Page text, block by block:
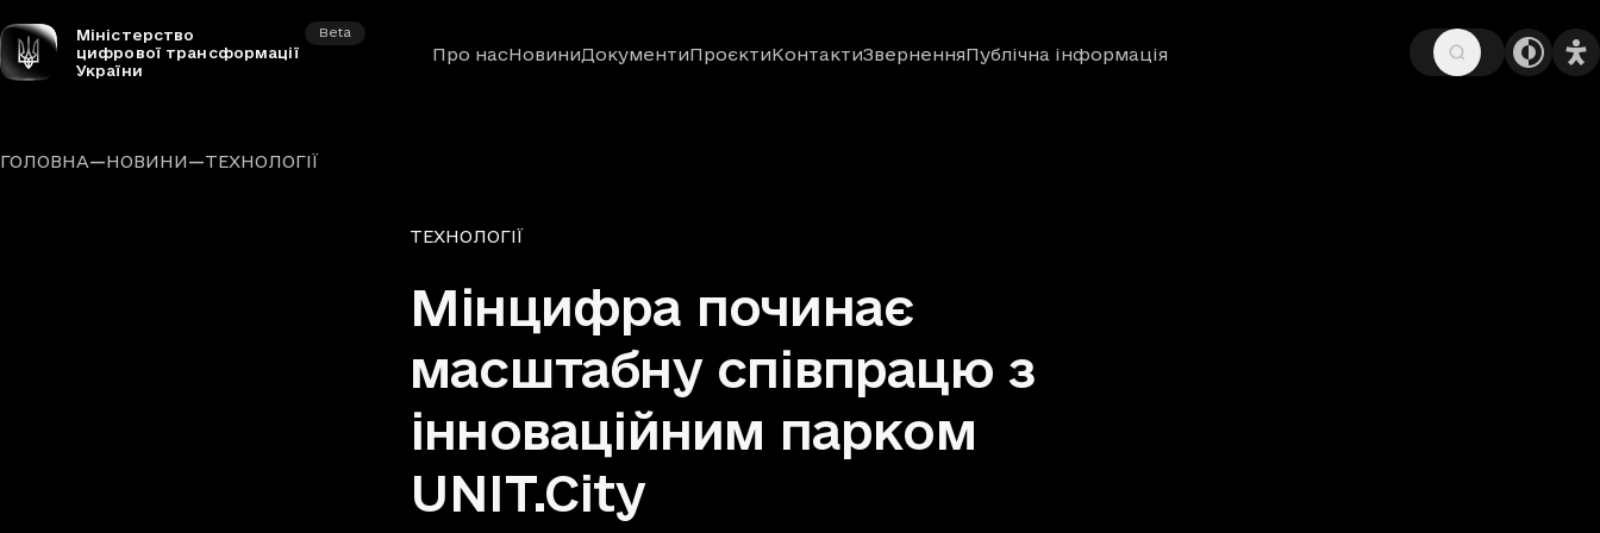
Міністерство
цифрової трансформації
України
Beta
Про насНовиниДокументиПроєктиКонтактиЗверненняПублічна інформація
ГОЛОВНА—НОВИНИ—ТЕХНОЛОГІЇ
Рубрики
ТЕХНОЛОГІЇ
Мінцифра починає
масштабну співпрацю з
інноваційним парком
UNIT.City